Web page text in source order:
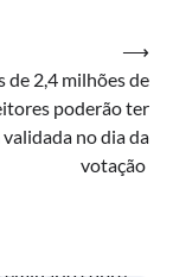
de 2,4 milhões de
poderão ter
no dia da
votação
⟶